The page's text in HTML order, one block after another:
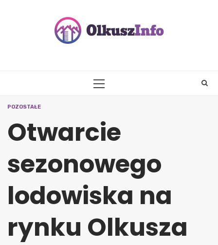
PRIMARY
POZOSTAŁE
Otwarcie
sezonowego
lodowiska na
rynku Olkusza